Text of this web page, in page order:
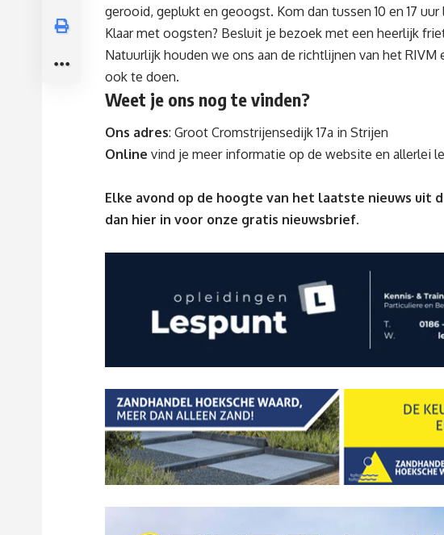
gerooid, geplukt en geoogst. Kom dan tussen 10 en 17 uur
Klaar met oogsten? Besluit je bezoek met een heerlijk
Natuurlijk houden we ons aan de richtlijnen van het
ook te doen.
Weet je ons nog te vinden?
Ons adres: Groot Cromstrijensedijk 17a in Strijen
Online vind je meer informatie op de website en allerlei
Elke avond op de hoogte van het laatste nieuws uit
dan hier in voor onze gratis nieuwsbrief.